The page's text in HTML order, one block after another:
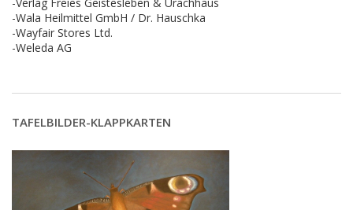
-Wala Heilmittel GmbH / Dr. Hauschka
-Wayfair Stores Ltd.
-Weleda AG
TAFELBILDER-KLAPPKARTEN